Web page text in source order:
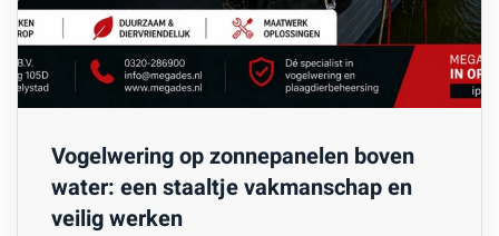
Vogelwering op zonnepanelen boven
water: een staaltje vakmanschap en
veilig werken